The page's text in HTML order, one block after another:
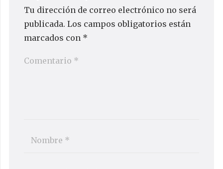
Tu dirección de correo electrónico no será
publicada. Los campos obligatorios están
marcados con *